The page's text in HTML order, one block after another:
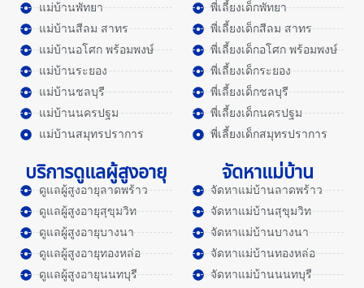
แม่บ้านพัทยา
แม่บ้านสีลม สาทร
แม่บ้านอโศก พร้อมพงษ์
แม่บ้านระยอง
แม่บ้านชลบุรี
แม่บ้านนครปฐม
แม่บ้านสมุทรปราการ
พี่เลี้ยงเด็กพัทยา
พี่เลี้ยงเด็กสีลม สาทร
พี่เลี้ยงเด็กอโศก พร้อมพงษ์
พี่เลี้ยงเด็กระยอง
พี่เลี้ยงเด็กชลบุรี
พี่เลี้ยงเด็กนครปฐม
พี่เลี้ยงเด็กสมุทรปราการ
บริการดูแลผู้สูงอายุ
ดูแลผู้สูงอายุลาดพร้าว
ดูแลผู้สูงอายุสุขุมวิท
ดูแลผู้สูงอายุบางนา
ดูแลผู้สูงอายุทองหล่อ
ดูแลผู้สูงอายุนนทบุรี
จัดหาแม่บ้าน
จัดหาแม่บ้านลาดพร้าว
จัดหาแม่บ้านสุขุมวิท
จัดหาแม่บ้านบางนา
จัดหาแม่บ้านทองหล่อ
จัดหาแม่บ้านนนทบุรี